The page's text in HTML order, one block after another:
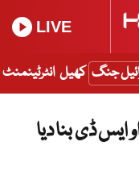
LIVE
جنگ کھیل انٹرٹینمنٹ
او ایس ڈی بنا دیا